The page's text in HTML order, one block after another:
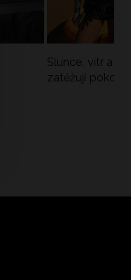
Slunce, vítr a
zatěžují